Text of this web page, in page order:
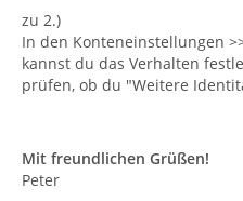
zu 2.)
In den Konteneinstellungen
kannst du das Verhalten
prüfen, ob du "Weitere
Mit freundlichen Grüßen!
Peter